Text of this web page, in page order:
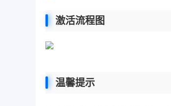
激活流程图
温馨提示